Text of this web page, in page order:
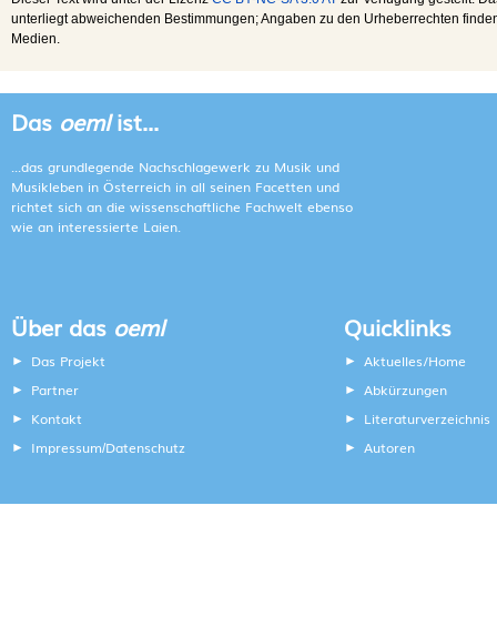
unterliegt abweichenden Bestimmungen; Angaben zu den Urheberrechten
Medien.
Das oemlist...
...das grundlegende Nachschlagewerk zu Musik und
Musikleben in Österreich in all seinen Facetten und
richtet sich an die wissenschaftliche Fachwelt ebenso
wie an interessierte Laien.
Über das oeml
Das Projekt
Partner
Kontakt
Impressum/Datenschutz
Quicklinks
Aktuelles/Home
Abkürzungen
Literaturverzeichnis
Autoren